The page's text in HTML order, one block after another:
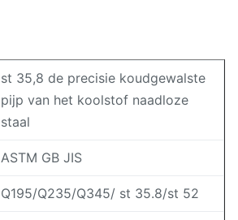
st 35,8 de precisie koudgewalste
pijp van het koolstof naadloze
staal
ASTM GB JIS
Q195/Q235/Q345/ st 35.8/st 52